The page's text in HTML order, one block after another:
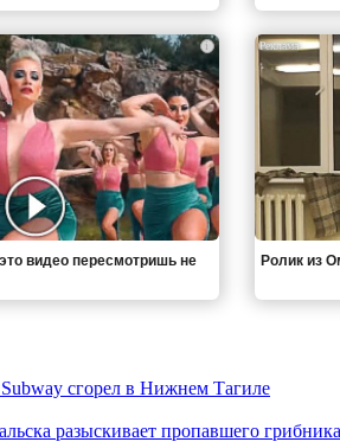
i
видео пересмотришь не
Ролик из
сгорел в Нижнем Тагиле
разыскивает пропавшего грибника